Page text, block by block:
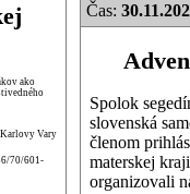
ako
Vary
70/601-
Čas:
Spolok
slovenská
členom
materskej
organizovali